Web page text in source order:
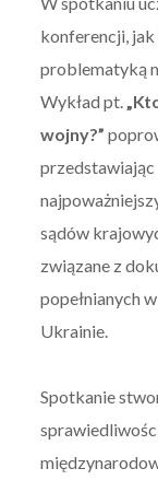
konferencji,
problematyką
Wykład pt.
wojny?”
przedstawiając
sądów
związane z
popełnianych
Ukrainie.
Spotkanie